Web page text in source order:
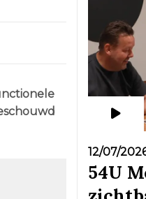
12/07/
54U